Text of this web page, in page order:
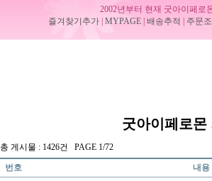
2002년부터 현재 굿아이페로
즐겨찾기추가 MYPAGE 배송추적 주문
굿아이페로몬
총 게시물 : 1426건 PAGE 1/72
번호 내용